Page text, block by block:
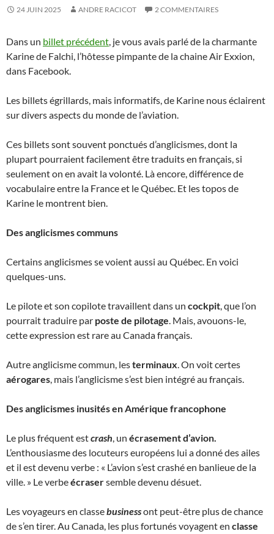
24 JUIN 2025 ANDRE RACICOT 2 COMMENTAIRES
Dans un billet précédent, je vous avais parlé de la charmante
Karine de Falchi, l’hôtesse pimpante de la chaine Air Exxion,
dans Facebook.
Les billets égrillards, mais informatifs, de Karine nous éclairent
sur divers aspects du monde de l’aviation.
Ces billets sont souvent ponctués d’anglicismes, dont la
plupart pourraient facilement être traduits en français, si
seulement on en avait la volonté. Là encore, différence de
vocabulaire entre la France et le Québec. Et les topos de
Karine le montrent bien.
Des anglicismes communs
Certains anglicismes se voient aussi au Québec. En voici
quelques-uns.
Le pilote et son copilote travaillent dans un cockpit, que l’on
pourrait traduire par poste de pilotage. Mais, avouons-le,
cette expression est rare au Canada français.
Autre anglicisme commun, lesterminaux. On voit certes
aérogares, mais l’anglicisme s’est bien intégré au français.
Des anglicismes inusités en Amérique francophone
Le plus fréquent estcrash, un écrasement d’avion.
L’enthousiasme des locuteurs européens lui a donné des ailes
et il est devenu verbe : « L’avion s’est crashé en banlieue de la
ville. » Le verbeécrasersemble devenu désuet.
Les voyageurs en classebusinessont peut-être plus de chance
de s’en tirer. Au Canada, les plus fortunés voyagent en classe